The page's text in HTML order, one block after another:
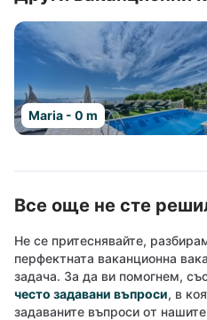
Maria - 0 m
Все още не сте
Не се притеснявайте,
перфектната ваканционна
задача. За да ви помогнем,
често задавани въпроси, в
задаваните въпроси от нашите